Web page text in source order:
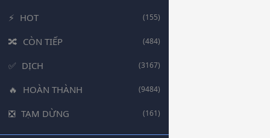
HOT (155)
CÒN TIẾP (484)
DỊCH (3167)
HOÀN THÀNH (9484)
TẠM DỪNG (161)